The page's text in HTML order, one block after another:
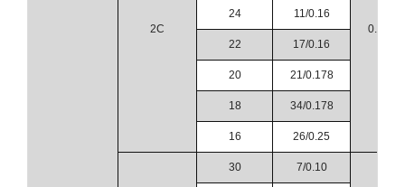
2C 0.23
24 11/0.16
22 17/0.16
20 21/0.178
18 34/0.178
16 26/0.25
30 7/0.10